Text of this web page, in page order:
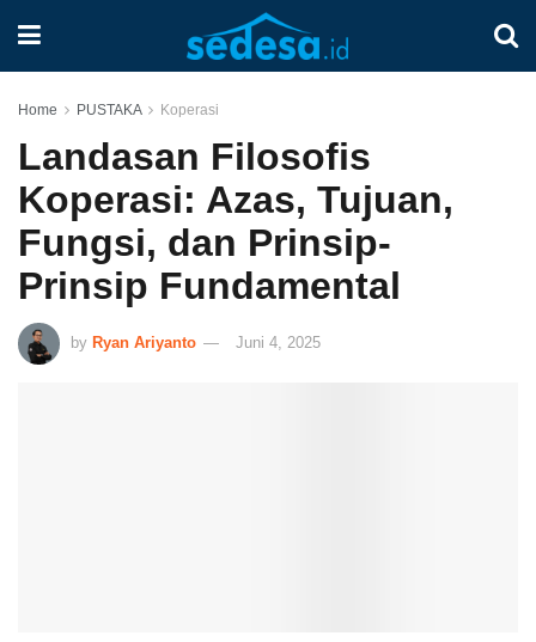
Home PUSTAKA Koperasi
Landasan Filosofis
Koperasi: Azas, Tujuan,
Fungsi, dan Prinsip-
Prinsip Fundamental
by Ryan Ariyanto Juni 4, 2025